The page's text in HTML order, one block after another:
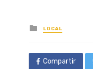
Posted
in
LOCAL
Compartir